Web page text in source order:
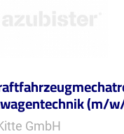
(m/
GmbH